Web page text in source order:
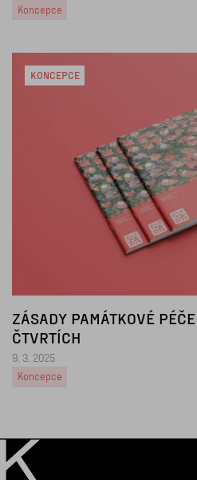
Koncepce
KONCEPCE
ZÁSADY PAMÁTKOVÉ
ČTVRTÍCH
9. 3. 2025
Koncepce